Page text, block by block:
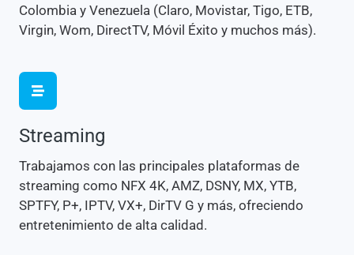
Colombia y Venezuela (Claro, Movistar, Tigo, ETB,
Virgin, Wom, DirectTV, Móvil Éxito y muchos más).
Streaming
Trabajamos con las principales plataformas de
streaming como NFX 4K, AMZ, DSNY, MX, YTB,
SPTFY, P+, IPTV, VX+, DirTV G y más, ofreciendo
entretenimiento de alta calidad.